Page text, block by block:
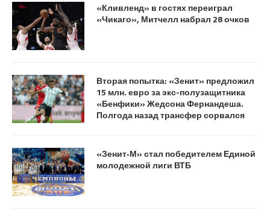
«Кливленд» в гостях переиграл
«Чикаго», Митчелл набрал 28 очков
Вторая попытка: «Зенит» предложил
15 млн. евро за экс-полузащитника
«Бенфики» Жедсона Фернандеша.
Полгода назад трансфер сорвался
«Зенит‑М» стал победителем Единой
молодежной лиги ВТБ